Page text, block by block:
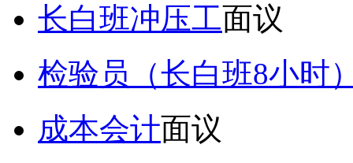
长白班冲压工面议
检验员（长白班8小时
成本会计面议